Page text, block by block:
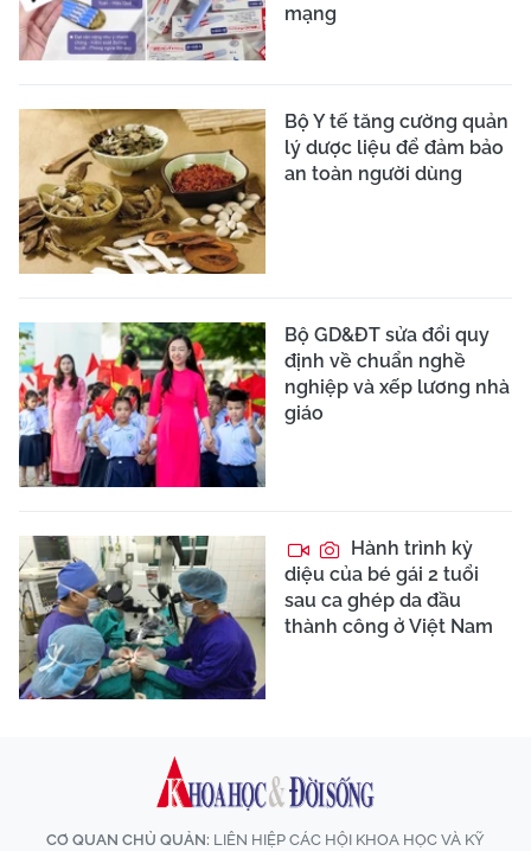
mạng
Bộ Y tế tăng cường quản
lý dược liệu để đảm bảo
an toàn người dùng
Bộ GD&ĐT sửa đổi quy
định về chuẩn nghề
nghiệp và xếp lương nhà
giáo
Hành trình kỳ
diệu của bé gái 2 tuổi
sau ca ghép da đầu
thành công ở Việt Nam
CƠ QUAN CHỦ QUẢN: LIÊN HIỆP CÁC HỘI KHOA HỌC VÀ KỸ